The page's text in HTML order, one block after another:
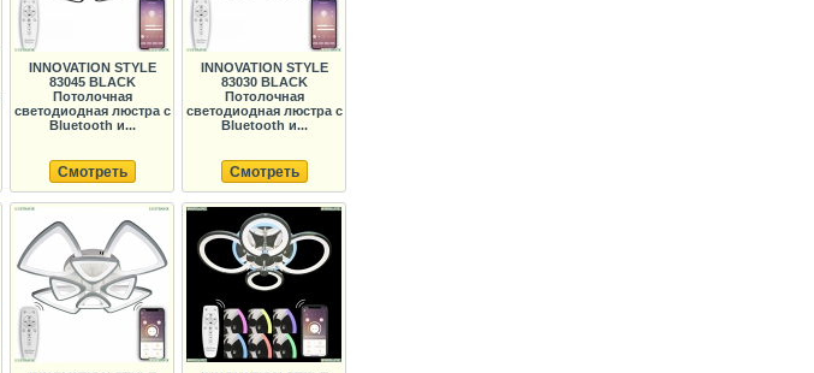
INNOVATION STYLE
83045 BLACK
Потолочная
светодиодная люстра с
Bluetooth и...
Смотреть
INNOVATION STYLE
83030 BLACK
Потолочная
светодиодная люстра с
Bluetooth и...
Смотреть